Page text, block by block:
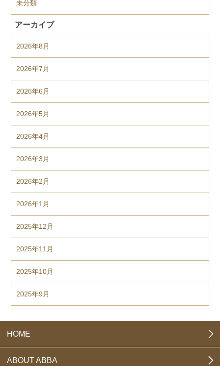
未分類
アーカイブ
2026年8月
2026年7月
2026年6月
2026年5月
2026年4月
2026年3月
2026年2月
2026年1月
2025年12月
2025年11月
2025年10月
2025年9月
HOME
ABOUT ABBA